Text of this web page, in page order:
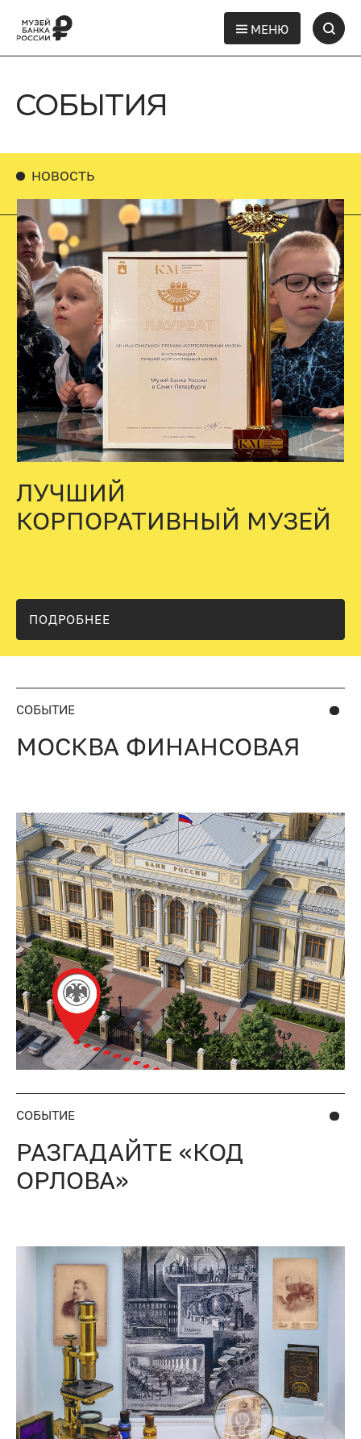
МЕНЮ
СОБЫТИЯ
НОВОСТЬ
ЛУЧШИЙ
КОРПОРАТИВНЫЙ МУЗЕЙ
ПОДРОБНЕЕ
СОБЫТИЕ
МОСКВА ФИНАНСОВАЯ
СОБЫТИЕ
РАЗГАДАЙТЕ «КОД
ОРЛОВА»